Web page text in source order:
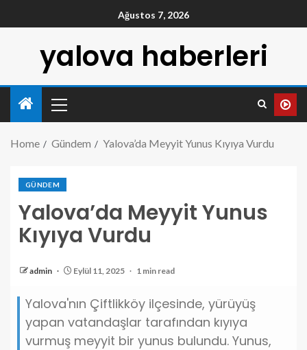
Ağustos 7, 2026
yalova haberleri
Home Gündem Yalova’da Meyyit Yunus Kıyıya Vurdu
GÜNDEM
Yalova’da Meyyit Yunus
Kıyıya Vurdu
admin Eylül 11, 2025 1 min read
Yalova'nın Çiftlikköy ilçesinde, yürüyüş
yapan vatandaşlar tarafından kıyıya
vurmuş meyyit bir yunus bulundu. Yunus,